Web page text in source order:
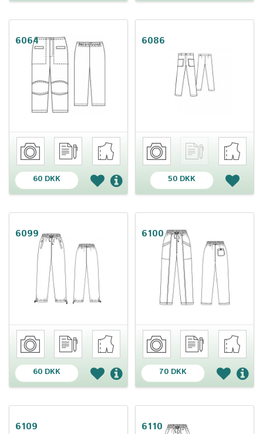
6064
60 DKK
6086
50 DKK
6099
60 DKK
6100
70 DKK
6109 6110